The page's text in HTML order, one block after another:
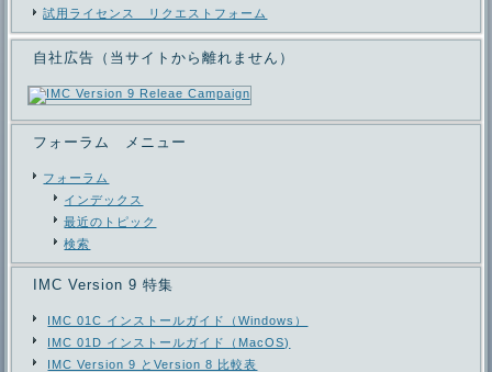
試用ライセンス リクエストフォーム
自社広告（当サイトから離れません）
フォーラム メニュー
フォーラム
インデックス
最近のトピック
検索
IMC Version 9 特集
IMC 01C インストールガイド（Windows）
IMC 01D インストールガイド（MacOS)
IMC Version 9 とVersion 8 比較表